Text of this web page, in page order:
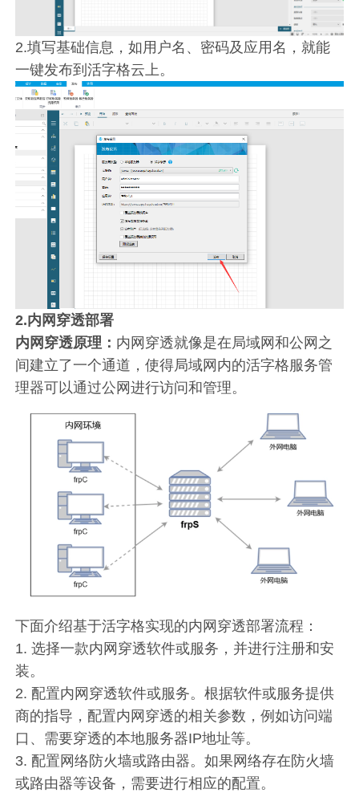
2.填写基础信息，如用户名、密码及应用名，就能
一键发布到活字格云上。
2.内网穿透部署
内网穿透原理： 内网穿透就像是在局域网和公网之
间建立了一个通道，使得局域网内的活字格服务管
理器可以通过公网进行访问和管理。
下面介绍基于活字格实现的内网穿透部署流程：
1. 选择一款内网穿透软件或服务，并进行注册和安
装。
2. 配置内网穿透软件或服务。根据软件或服务提供
商的指导，配置内网穿透的相关参数，例如访问端
口、需要穿透的本地服务器IP地址等。
3. 配置网络防火墙或路由器。如果网络存在防火墙
或路由器等设备，需要进行相应的配置。